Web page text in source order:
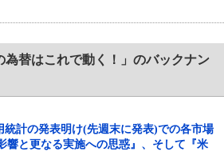
替はこれで動く！」のバックナン
統計の発表明け(先週末に発表)での各市場
響と更なる実施への思惑』、そして『米